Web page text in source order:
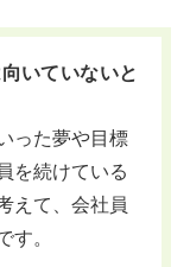
いていないと
った夢や目標
を続けている
えて、会社員
す。